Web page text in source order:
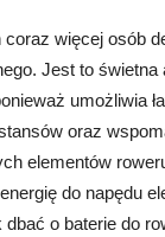
więcej osób
Jest to świetna
umożliwia
oraz
elementów
do napędu
o baterie do